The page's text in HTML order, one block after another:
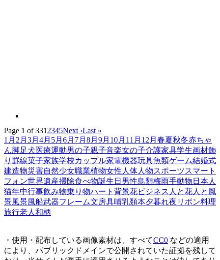
Page 1 of 331 2345Next ›Last »
1月 2月 3月 4月 5月 6月 7月 8月 9月 10月 11月 12月 春夏秋冬赤ちゃ
ん脚足犬医療運動男の子親子音楽女の子介護家具学生画材飾
り罫線菓子家族学校カップル家電機器玩具魚類ゲーム結婚式
建造物災害自然少女職業植物女性 人体人物スポーツスマート
フォン世界遺産掃除食べ物誕生日 男性鳥類梅雨手動物 日本人
猫年中行事飲み物乗り物ハート 背景花ビジネス 人と花人と風
景風景風船武器フレーム文房具哺乳類本夕暮れ夜 リボン料理
旅行老人 和柄
・使用・配布している画像素材は、すべてCC0 などの適用
により、パブリックドメインで公開されていた証拠を残して